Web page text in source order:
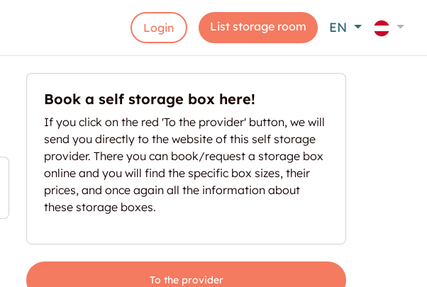
Login List storage room EN
Book a self storage box here!
If you click on the red 'To the provider' button, we will
send you directly to the website of this self storage
provider. There you can book/request a storage box
online and you will find the specific box sizes, their
prices, and once again all the information about
these storage boxes.
To the provider